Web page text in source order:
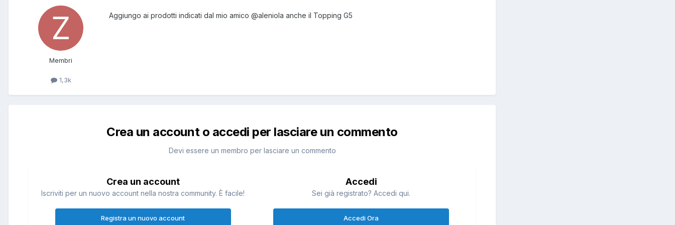
Membri
1,3k
Aggiungo ai prodotti indicati dal mio amico @aleniola anche il Topping G5
Crea un account o accedi per lasciare un commento
Devi essere un membro per lasciare un commento
Crea un account
Iscriviti per un nuovo account nella nostra community. È facile!
Registra un nuovo account
Accedi
Sei già registrato? Accedi qui.
Accedi Ora